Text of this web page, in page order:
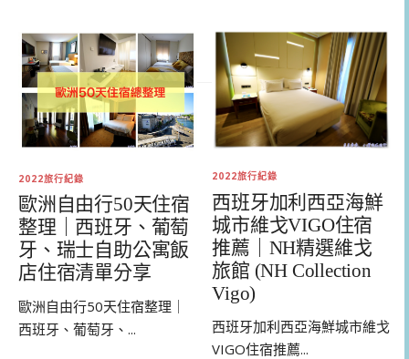
2022旅行紀錄
歐洲自由行50天住宿
整理｜西班牙、葡萄
牙、瑞士自助公寓飯
店住宿清單分享
歐洲自由行50天住宿整理｜
西班牙、葡萄牙、...
2022旅行紀錄
西班牙加利西亞海鮮
城市維戈VIGO住宿
推薦｜NH精選維戈
旅館 (NH Collection
Vigo)
西班牙加利西亞海鮮城市維戈
VIGO住宿推薦...